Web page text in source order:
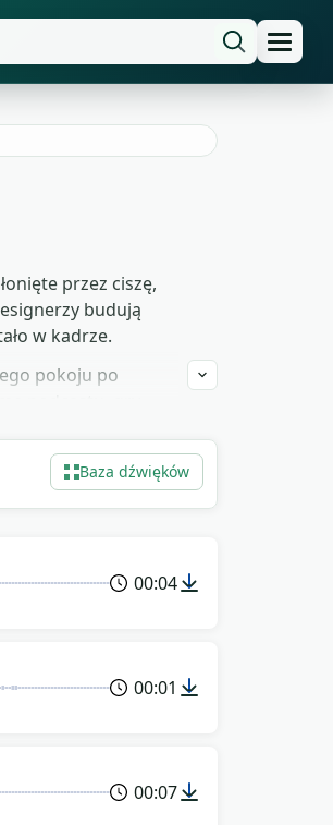
przez ciszę,
budują
w kadrze.
pokoju po
Baza dźwięków
00:04
00:01
00:07